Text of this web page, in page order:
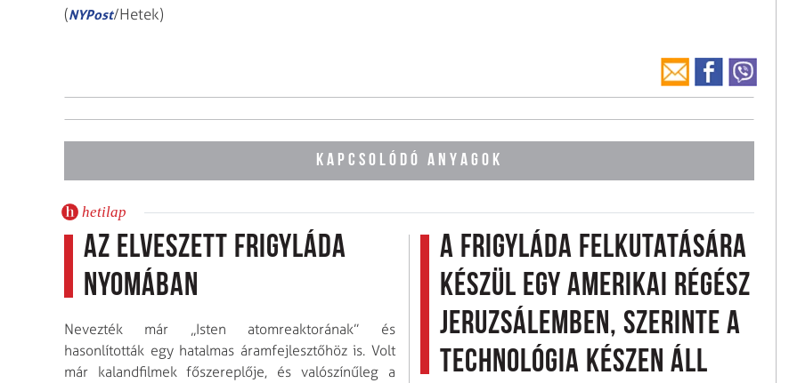
(NYPost/Hetek)
KAPCSOLÓDÓ ANYAGOK
hetilap
Az elveszett frigyláda
nyomában
Nevezték már „Isten atomreaktorának” és
hasonlították egy hatalmas áramfejlesztőhöz is. Volt
már kalandfilmek főszereplője, és valószínűleg a
A frigyláda felkutatására
készül egy amerikai régész
Jeruzsálemben, szerinte a
technológia készen áll